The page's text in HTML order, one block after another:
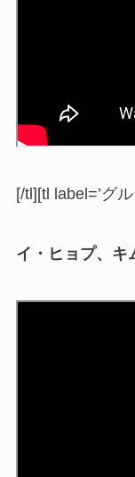
[/tl][tl label=’グ
イ・ヒョプ、キ